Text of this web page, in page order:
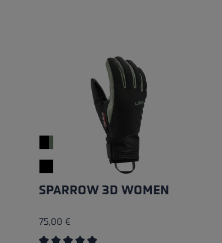
SPARROW 3D WOMEN
75,00 €